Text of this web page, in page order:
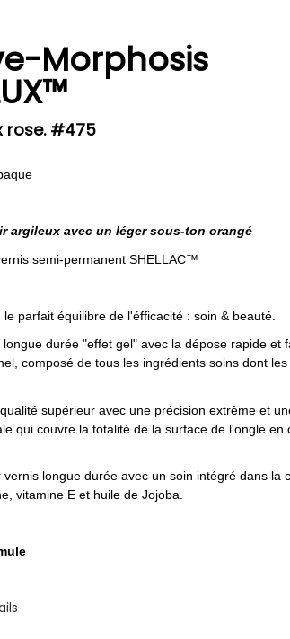
Morphosis
rose. #475
argileux avec un léger sous-ton orangé
semi-permanent SHELLAC™
le parfait équilibre de l'éfficacité : soin & beauté.
durée "effet gel" avec la dépose rapide et
composé de tous les ingrédients soins dont
supérieur avec une précision extrême et
qui couvre la totalité de la surface de l'ongle en
longue durée avec un soin intégré dans la
vitamine E et huile de Jojoba.